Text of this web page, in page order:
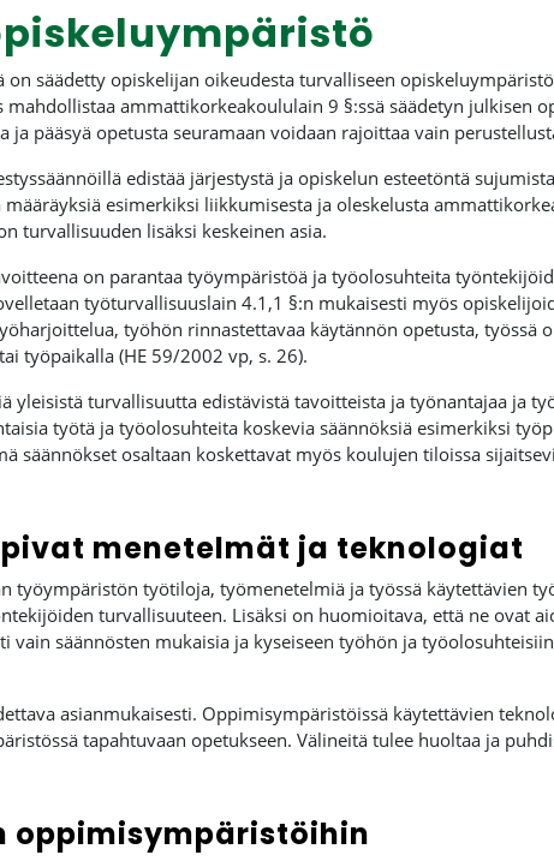
säädetty opiskelijan oikeudesta turvalliseen
ammattikorkeakoululain 9 §:ssä säädetyn julkisen
pääsyä opetusta seuramaan voidaan rajoittaa vain
edistää järjestystä ja opiskelun esteetöntä
määräyksiä esimerkiksi liikkumisesta ja oleskelusta
turvallisuuden lisäksi keskeinen asia.
on parantaa työympäristöä ja työolosuhteita
työturvallisuuslain 4.1,1 §:n mukaisesti myös
työhön rinnastettavaa käytännön opetusta, työssä
työpaikalla (HE 59/2002 vp, s. 26).
yleisistä turvallisuutta edistävistä tavoitteista ja työnantajaa ja
työtä ja työolosuhteita koskevia säännöksiä esimerkiksi
säännökset osaltaan koskettavat myös koulujen tiloissa
menetelmät ja teknologiat
työympäristön työtiloja, työmenetelmiä ja työssä käytettävien
turvallisuuteen. Lisäksi on huomioitava, että ne ovat
vain säännösten mukaisia ja kyseiseen työhön ja
asianmukaisesti. Oppimisympäristöissä käytettävien
tapahtuvaan opetukseen. Välineitä tulee huoltaa ja
oppimisympäristöihin